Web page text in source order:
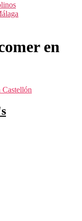
en
Castellón